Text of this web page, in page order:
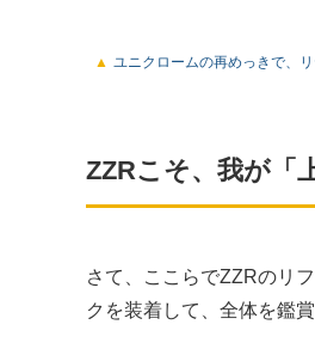
ユニクロームの再めっきで、
ZZRこそ、我が「
さて、ここらでZZRのリ
クを装着して、全体を鑑賞